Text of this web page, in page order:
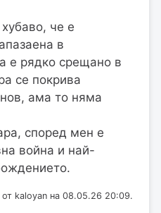
че е
в
е рядко срещано в
се покрива
ама то няма
според мен е
война и най-
kaloyan на 08.05.26 20:09.